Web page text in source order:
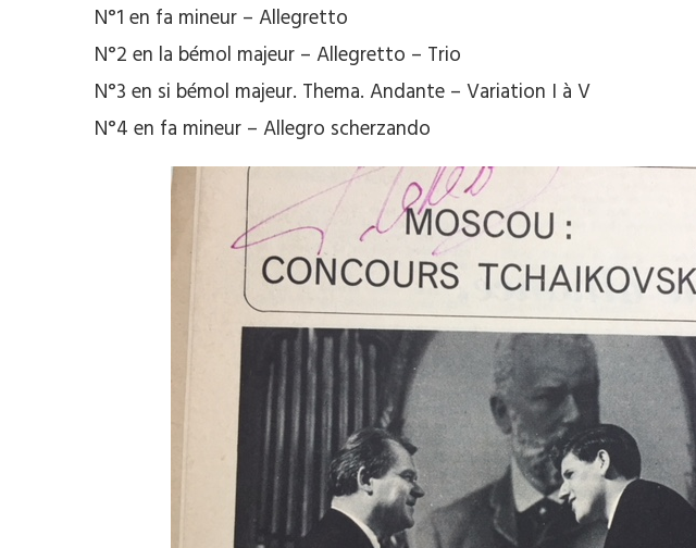
N°1 en fa mineur – Allegretto
N°2 en la bémol majeur – Allegretto – Trio
N°3 en si bémol majeur. Thema. Andante – Variation I à V
N°4 en fa mineur – Allegro scherzando